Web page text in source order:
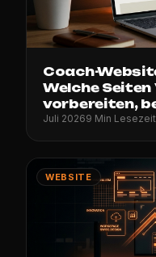
Coach-
Welche
vorbereiten,
Erstgespräch
Juli 20269 Min Lesezeit
WEBSITE